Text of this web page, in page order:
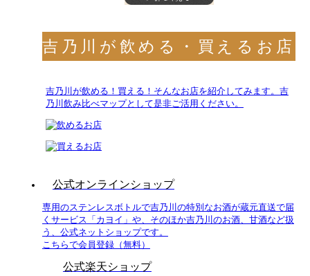
吉乃川が飲める・買えるお店
吉乃川が飲める！買える！そんなお店を紹介してみます。吉
乃川飲み比べマップとして是非ご活用ください。
公式オンラインショップ
専用のステンレスボトルで吉乃川の特別なお酒が蔵元直送で届
くサービス「カヨイ」や、そのほか吉乃川のお酒、甘酒など扱
う、公式ネットショップです。
こちらで会員登録（無料）
公式楽天ショップ